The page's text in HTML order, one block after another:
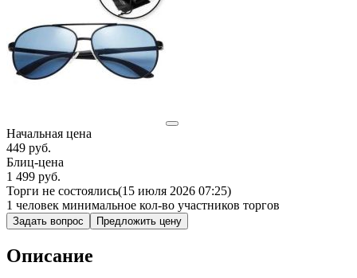
Начальная цена
449 руб.
Блиц-цена
1 499 руб.
Торги не состоялись(15 июля 2026 07:25)
1 человек минимальное кол-во участников торгов
Задать вопрос Предложить цену
Описание